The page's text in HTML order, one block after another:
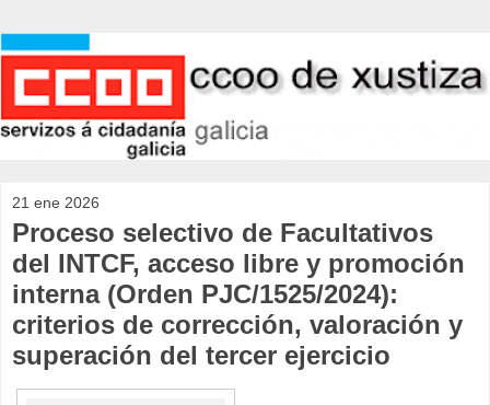
21 ene 2026
Proceso selectivo de Facultativos
del INTCF, acceso libre y promoción
interna (Orden PJC/1525/2024):
criterios de corrección, valoración y
superación del tercer ejercicio